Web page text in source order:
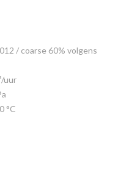
/ coarse 60% volgens
uur
°C